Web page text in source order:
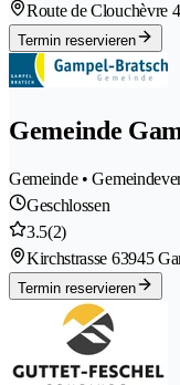
Route de Clouchèvre
Termin reservieren
Gemeinde
Gemeinde •
Geschlossen
3.5(2)
Kirchstrasse 63945
Termin reservieren